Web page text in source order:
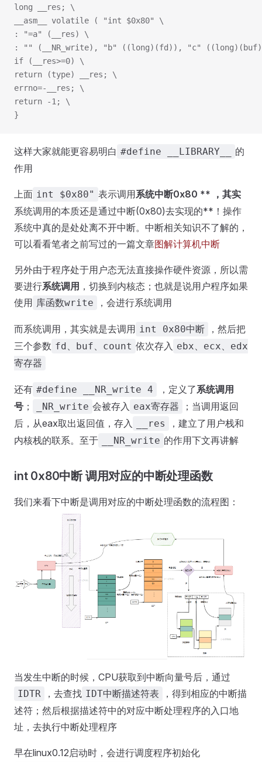
long __res; \
__asm__ volatile ( "int $0x80" \
: "=a" (__res) \
: "" (__NR_write), "b" ((long)(fd)), "c"
if (__res>=0) \
return (type) __res; \
errno=-__res; \
return -1; \
}
这样大家就能更容易明白 #define __LIBRARY__
的
作用
上面 int $0x80" 表示调用系统中断0x80 ** ，其实
系统调用的本质还是通过中断(0x80)去实现的**！操作
系统中真的是处处离不开中断。中断相关知识不了解的，
可以看看笔者之前写过的一篇文章图解计算机中断
另外由于程序处于用户态无法直接操作硬件资源，所以需
要进行系统调用 ，切换到内核态；也就是说用户程序如果
使用 库函数write ，会进行系统调用
而系统调用，其实就是去调用 int 0x80中断
，然后把
三个参数 fd、buf、count 依次存入 ebx、ecx、edx
寄存器
还有 #define __NR_write 4 ，定义了系统调用
号 ； _NR_write 会被存入 eax寄存器
；当调用返回
后，从eax取出返回值，存入
__res
，建立了用户栈和
内核栈的联系。至于
__NR_write 的作用下文再讲解
int 0x80中断 调用对应的中断处理函数
我们来看下中断是调用对应的中断处理函数的流程图：
当发生中断的时候，CPU获取到中断向量号后，通过
IDTR ，去查找 IDT中断描述符表
，得到相应的中断描
述符；然后根据描述符中的对应中断处理程序的入口地
址，去执行中断处理程序
早在linux0.12启动时，会进行调度程序初始化